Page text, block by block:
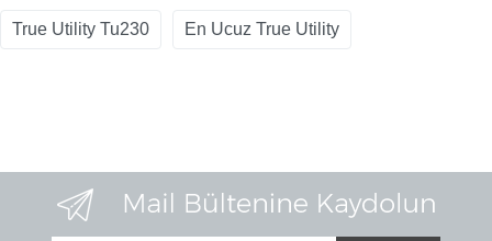
True Utility Tu230 En Ucuz True Utility